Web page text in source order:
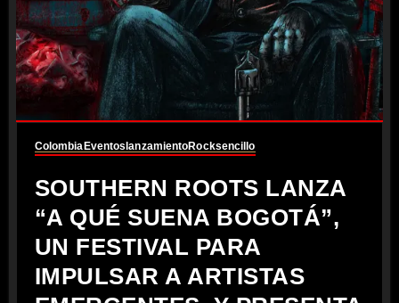
ColombiaEventoslanzamientoRocksencillo
SOUTHERN ROOTS LANZA
“A QUÉ SUENA BOGOTÁ”,
UN FESTIVAL PARA
IMPULSAR A ARTISTAS